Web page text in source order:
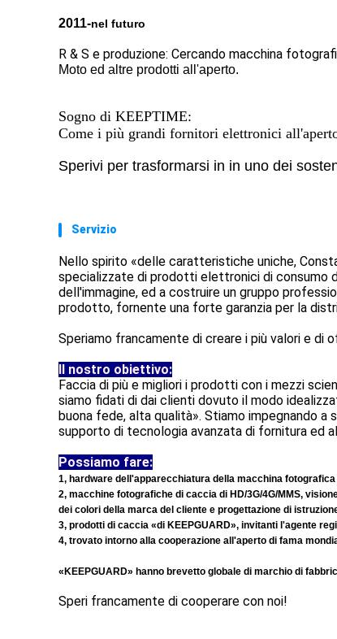
2011-nel futuro
R & S e produzione: Cercando macchina
Moto ed altre prodotti all'aperto.
Sogno di KEEPTIME:
Come i più grandi fornitori elettronici
Sperivi per trasformarsi in in uno dei
Servizio
Nello spirito «delle caratteristiche uniche,
specializzate di prodotti elettronici di consumo
dell'immagine, ed a costruire un gruppo
prodotto, fornente una forte garanzia per la
Speriamo francamente di creare i più valori e
Il nostro obiettivo:
Faccia di più e migliori i prodotti con i mezzi
siamo fidati di dai clienti dovuto il modo
buona fede, alta qualità». Stiamo impegnando
supporto di tecnologia avanzata di fornitura ed
Possiamo fare:
1, hardware dell'apparecchiatura della macchina
2, macchine fotografiche di caccia di HD/3G/4G/MMS,
dei colori della marca del cliente e progettazione di
3, prodotti di caccia «di KEEPGUARD», invitanti l'agente
4, trovato intorno alla cooperazione all'aperto di fama
«KEEPGUARD» hanno brevetto globale di marchio di
Speri francamente di cooperare con noi!